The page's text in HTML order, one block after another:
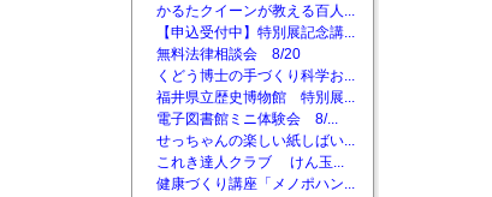
かるたクイーンが教える百人...
【申込受付中】特別展記念講...
無料法律相談会 8/20
くどう博士の手づくり科学お...
福井県立歴史博物館 特別展...
電子図書館ミニ体験会 8/...
せっちゃんの楽しい紙しばい...
これき達人クラブ けん玉...
健康づくり講座「メノポハン...